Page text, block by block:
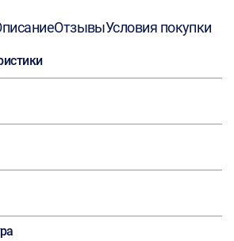
ОтзывыУсловия покупки